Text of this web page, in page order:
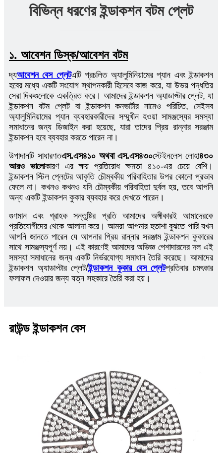
বিভিন্ন ধরণের ইন্ডাকশন বটম প্লেট
১. আবেশন ডিস্ক/আবেশন বটম
দ্যআবেশন বেস প্লেটএটি প্রচলিত অ্যালুমিনিয়ামের প্যান এবং ইন্ডাকশন
হবের মধ্যে একটি সংযোগ স্থাপনকারী হিসেবে কাজ করে, যা উভয় পদ্ধতির
সেরা দিকগুলোকে একত্রিত করে। আমাদের ইন্ডাকশন অ্যাডাপ্টার প্লেট, যা
ইন্ডাকশন বটম প্লেট বা ইন্ডাকশন কনভার্টার নামেও পরিচিত, সেইসব
অ্যালুমিনিয়ামের প্যান ব্যবহারকারীদের সম্মুখীন হওয়া সামঞ্জস্যের সমস্যা
সমাধানের জন্য ডিজাইন করা হয়েছে, যারা তাদের প্রিয় রান্নার সরঞ্জাম
ইন্ডাকশন হবে ব্যবহার করতে পারেন না।
উপাদানটি সাধারণতএস.এস৪১০ অথবা এস.এস৪৩০স্টেইনলেস লোহা৪৩০
আরও ভালোকারণ এর ক্ষয় প্রতিরোধ ক্ষমতা ৪১০-এর চেয়ে বেশি।
ইন্ডাকশন স্টিল প্লেটের আকৃতি চৌম্বকীয় পরিবাহিতার উপর কোনো প্রভাব
ফেলে না। কখনও কখনও যদি চৌম্বকীয় পরিবাহিতা দুর্বল হয়, তবে আপনি
অন্য একটি ইন্ডাকশন কুকার ব্যবহার করে দেখতে পারেন।
গুণমান এবং গ্রাহক সন্তুষ্টির প্রতি আমাদের অঙ্গীকারই আমাদেরকে
প্রতিযোগীদের থেকে আলাদা করে। আমরা আপনার হতাশা বুঝতে পারি যখন
আপনি জানতে পারেন যে আপনার প্রিয় রান্নার সরঞ্জাম ইন্ডাকশন কুকারের
সাথে সামঞ্জস্যপূর্ণ নয়। এই কারণেই আমাদের অভিজ্ঞ পেশাদারদের দল এই
সমস্যা সমাধানের জন্য একটি নির্ভরযোগ্য সমাধান তৈরি করেছে। আমাদের
ইন্ডাকশন অ্যাডাপ্টার প্লেট/ইন্ডাকশন কুকার বেস প্লেটপ্রতিবার চমৎকার
ফলাফল দেওয়ার জন্য যত্ন সহকারে তৈরি করা হয়।
রাউন্ড ইন্ডাকশন বেস